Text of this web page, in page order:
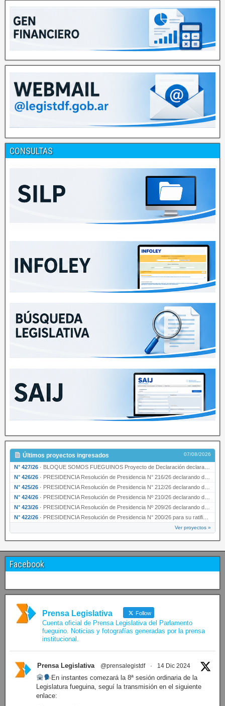
CONSULTAS
Últimos proyectos ingresados 07/08/2026
N° 427/26 · BLOQUE SOMOS FUEGUINOS Proyecto de Declaración declarando de interés provincial PRESIDENCI…
N° 426/26 · PRESIDENCIA Resolución de Presidencia N° 216/26 declarando de interés provincial la labor …
N° 425/26 · PRESIDENCIA Resolución de Presidencia N° 212/26 declarando de interés provincial el “50° A…
N° 424/26 · PRESIDENCIA Resolución de Presidencia Nº 210/26 declarando de interés provincial el proyec…
N° 423/26 · PRESIDENCIA Resolución de Presidencia Nº 209/26 declarando de interés provincial la presen…
N° 422/26 · PRESIDENCIA Resolución de Presidencia N° 200/26 para su ratificación.
Ver proyectos »
Facebook
Prensa Legislativa Follow
Cuenta oficial de Prensa Legislativa del Parlamento
fueguino. Noticias y fotografías generadas por la prensa
institucional.
Prensa Legislativa @prensalegistdf · 14 Dic 2024
En instantes comezará la 8ª sesión ordinaria de la
Legislatura fueguina, seguí la transmisión en el siguiente
enlace: